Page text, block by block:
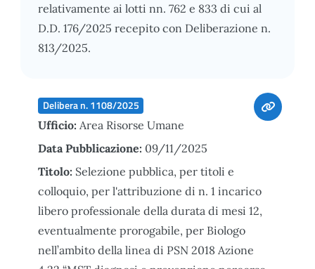
relativamente ai lotti nn. 762 e 833 di cui al
D.D. 176/2025 recepito con Deliberazione n.
813/2025.
Delibera n. 1108/2025
Ufficio: Area Risorse Umane
Data Pubblicazione: 09/11/2025
Titolo: Selezione pubblica, per titoli e
colloquio, per l'attribuzione di n. 1 incarico
libero professionale della durata di mesi 12,
eventualmente prorogabile, per Biologo
nell’ambito della linea di PSN 2018 Azione